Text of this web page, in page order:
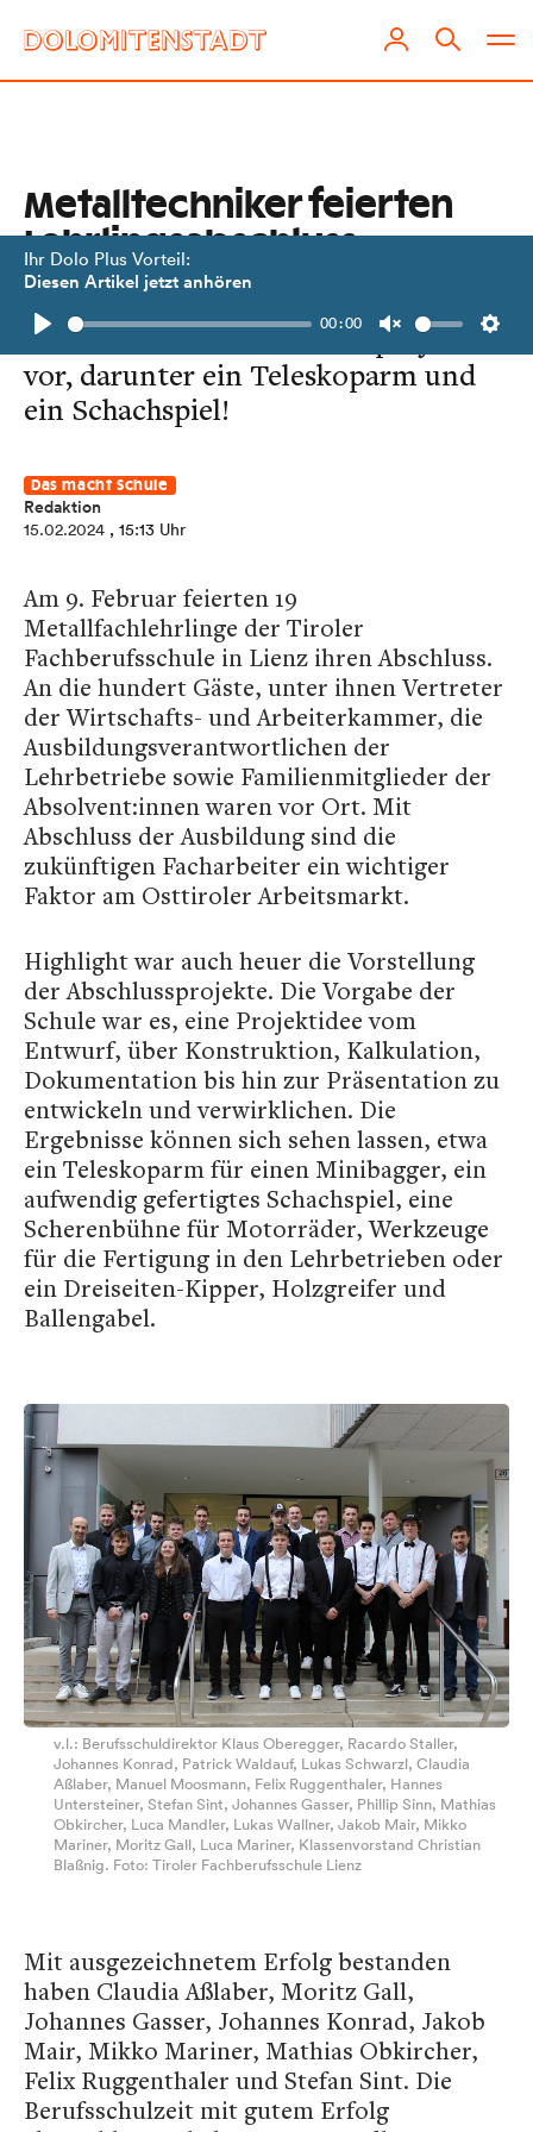
Ihr Dolo Plus Vorteil:
Diesen Artikel jetzt anhören
Play
00:00
Unmute
Metalltechniker feierten
Lehrlingsabschluss
Am 9. Februar stellten junge
Facharbeiter ihre Abschlussprojekte
vor, darunter ein Teleskoparm und
ein Schachspiel!
Das macht Schule
Redaktion
15.02.2024 , 15:13 Uhr
Am 9. Februar feierten 19
Metallfachlehrlinge der Tiroler
Fachberufsschule in Lienz ihren Abschluss.
An die hundert Gäste, unter ihnen Vertreter
der Wirtschafts- und Arbeiterkammer, die
Ausbildungsverantwortlichen der
Lehrbetriebe sowie Familienmitglieder der
Absolvent:innen waren vor Ort. Mit
Abschluss der Ausbildung sind die
zukünftigen Facharbeiter ein wichtiger
Faktor am Osttiroler Arbeitsmarkt.
Highlight war auch heuer die Vorstellung
der Abschlussprojekte. Die Vorgabe der
Schule war es, eine Projektidee vom
Entwurf, über Konstruktion, Kalkulation,
Dokumentation bis hin zur Präsentation zu
entwickeln und verwirklichen. Die
Ergebnisse können sich sehen lassen, etwa
ein Teleskoparm für einen Minibagger, ein
aufwendig gefertigtes Schachspiel, eine
Scherenbühne für Motorräder, Werkzeuge
für die Fertigung in den Lehrbetrieben oder
ein Dreiseiten-Kipper, Holzgreifer und
Ballengabel.
v.l.: Berufsschuldirektor Klaus Oberegger, Racardo Staller,
Johannes Konrad, Patrick Waldauf, Lukas Schwarzl, Claudia
Aßlaber, Manuel Moosmann, Felix Ruggenthaler, Hannes
Untersteiner, Stefan Sint, Johannes Gasser, Phillip Sinn, Mathias
Obkircher, Luca Mandler, Lukas Wallner, Jakob Mair, Mikko
Mariner, Moritz Gall, Luca Mariner, Klassenvorstand Christian
Blaßnig. Foto: Tiroler Fachberufsschule Lienz
Mit ausgezeichnetem Erfolg bestanden
haben Claudia Aßlaber, Moritz Gall,
Johannes Gasser, Johannes Konrad, Jakob
Mair, Mikko Mariner, Mathias Obkircher,
Felix Ruggenthaler und Stefan Sint. Die
Berufsschulzeit mit gutem Erfolg